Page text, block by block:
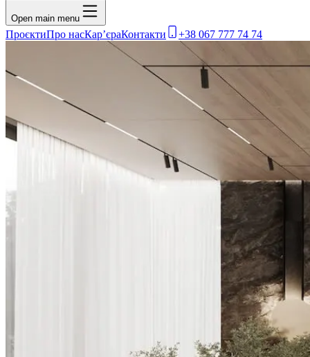
Open main menu
ПроєктиПро насКар’єраКонтакти +38 067 777 74 74